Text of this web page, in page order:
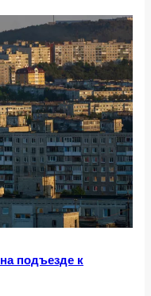
подъезде к